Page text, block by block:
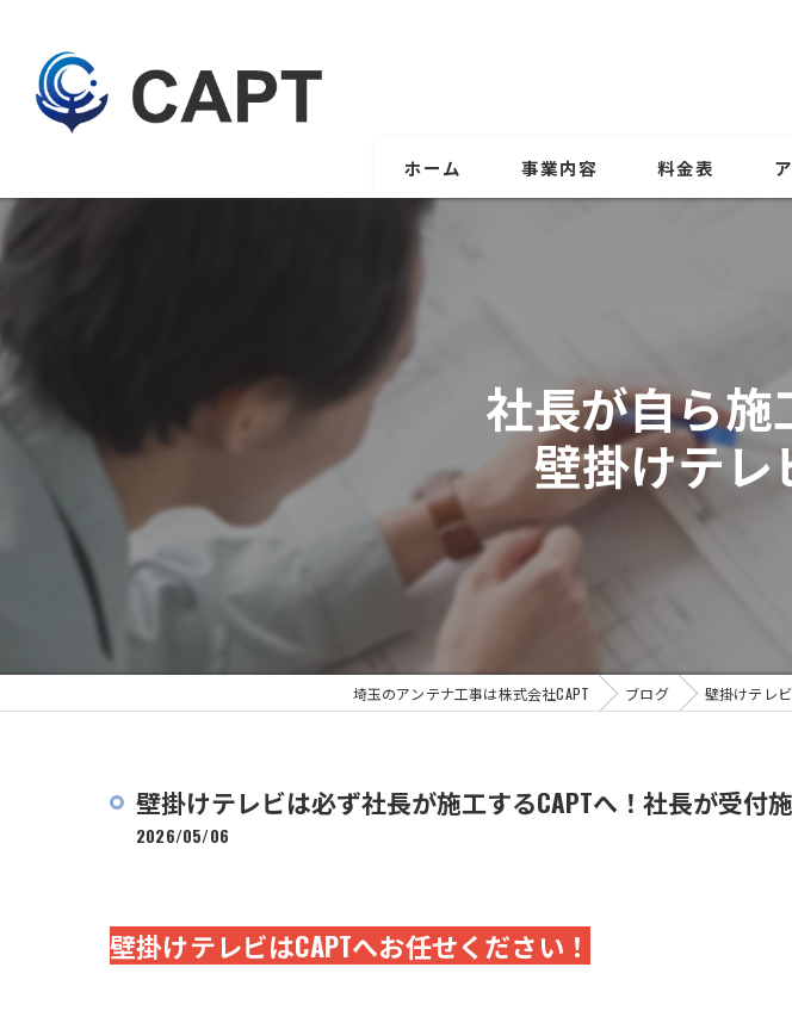
ホーム 事業内容 料金表
社長が自ら施
壁掛けテレ
埼玉のアンテナ工事は株式会社CAPT ブログ 壁掛けテレ
壁掛けテレビは必ず社長が施工するCAPTへ！社長が受付
2026/05/06
壁掛けテレビはCAPTへお任せください！